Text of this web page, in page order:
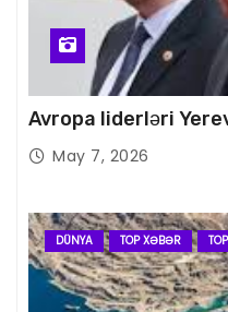
Avropa liderləri
May 7, 2026
DÜNYA TOP XƏBƏR